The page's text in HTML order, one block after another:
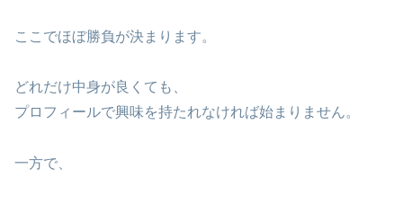
ここでほぼ勝負が決まります。
どれだけ中身が良くても、
プロフィールで興味を持たれなければ始まりません。
一方で、